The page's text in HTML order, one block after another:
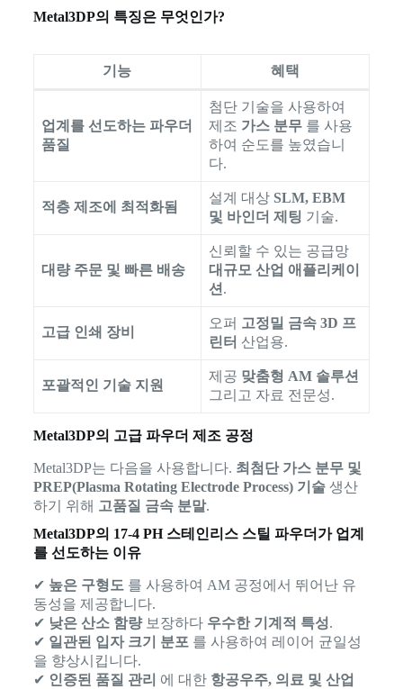
Metal3DP의 특징은 무엇인가?
기능 혜택
업계를 선도하는 파우더
품질
첨단 기술을 사용하여
제조 가스 분무를 사용
하여 순도를 높였습니
다.
적층 제조에 최적화됨
설계 대상 SLM, EBM
및 바인더 제팅 기술.
대량 주문 및 빠른 배송
신뢰할 수 있는 공급망
대규모 산업 애플리케이
션 .
고급 인쇄 장비
오퍼 고정밀 금속 3D 프
린터 산업용.
포괄적인 기술 지원
제공 맞춤형 AM 솔루션
그리고 자료 전문성.
Metal3DP의 고급 파우더 제조 공정
Metal3DP는 다음을 사용합니다. 최첨단 가스 분무 및
PREP(Plasma Rotating Electrode Process) 기술생산
하기 위해 고품질 금속 분말.
Metal3DP의 17-4 PH 스테인리스 스틸 파우더가 업계
를 선도하는 이유
✔ 높은 구형도 를 사용하여 AM 공정에서 뛰어난 유
동성을 제공합니다.
✔ 낮은 산소 함량보장하다 우수한 기계적 특성.
✔ 일관된 입자 크기 분포 를 사용하여 레이어 균일성
을 향상시킵니다.
✔ 인증된 품질 관리 에 대한 항공우주, 의료 및 산업